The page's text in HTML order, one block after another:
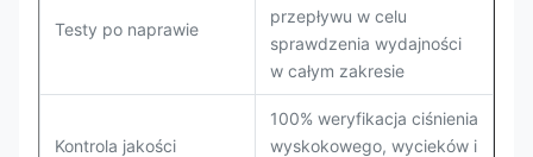
Testy po naprawie
przepływu w celu
sprawdzenia wydajności
w całym zakresie
Kontrola jakości
100% weryfikacja ciśnienia
wyskokowego, wycieków i